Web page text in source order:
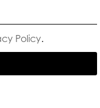
Policy.